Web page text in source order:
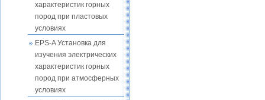
характеристик горных
пород при пластовых
условиях
EPS-A Установка для
изучения электрических
характеристик горных
пород при атмосферных
условиях